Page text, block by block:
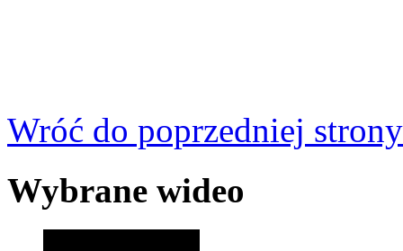
Wróć do poprzedniej strony
Wybrane wideo